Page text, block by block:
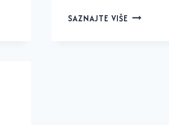
SAZNAJTE VIŠE WEEBLY